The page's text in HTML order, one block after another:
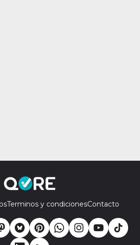
Terminos y condicionesContacto